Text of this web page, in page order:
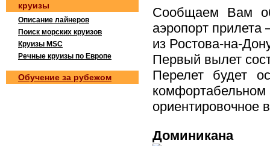
Сообщаем Вам
аэропорт
из Ростова-на-
Первый вылет
Перелет будет
комфортабельном
ориентировочное
Доминикана
круизы
Описание лайнеров
Поиск морских круизов
Круизы MSC
Речные круизы по Европе
Обучение за рубежом